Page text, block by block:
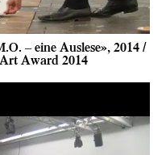
– eine Auslese», 2014 /
Award 2014